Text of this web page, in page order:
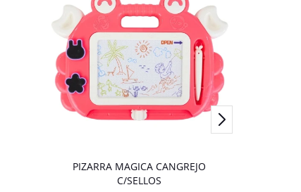
PIZARRA MAGICA CANGREJO
C/SELLOS